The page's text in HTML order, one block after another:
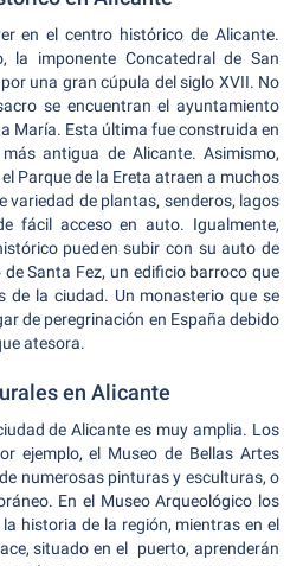
en el centro histórico de Alicante.
la imponente Concatedral de San
una gran cúpula del siglo XVII. No
se encuentran el ayuntamiento
María. Esta última fue construida en
antigua de Alicante. Asimismo,
Parque de la Ereta atraen a muchos
variedad de plantas, senderos, lagos
fácil acceso en auto. Igualmente,
pueden subir con su auto de
Santa Fez, un edificio barroco que
de la ciudad. Un monasterio que se
de peregrinación en España debido
atesora.
en Alicante
de Alicante es muy amplia. Los
ejemplo, el Museo de Bellas Artes
numerosas pinturas y esculturas, o
En el Museo Arqueológico los
historia de la región, mientras en el
situado en el puerto, aprenderán